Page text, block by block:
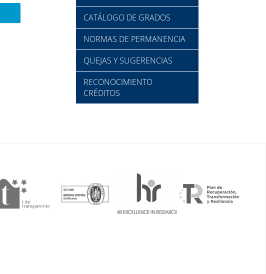
CATÁLOGO DE GRADOS
NORMAS DE PERMANENCIA
QUEJAS Y SUGERENCIAS
RECONOCIMIENTO
CRÉDITOS